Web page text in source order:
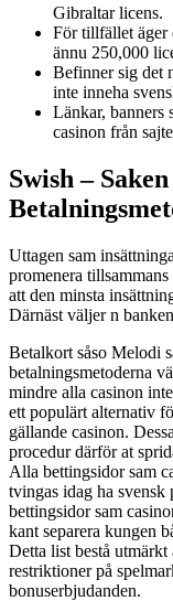
Gibraltar licens.
För tillfället äger
ännu 250,000
Befinner sig det
inte inneha
Länkar, banners
casinon från
Swish –
Uttagen sam
promenera
att den minsta
Därnäst väljer n
Betalkort såso Melodi
betalningsmetoderna
mindre alla casinon
ett populärt alternativ
gällande casinon.
procedur därför at
Alla bettingsidor sam
tvingas idag ha svensk
bettingsidor sam
kant separera kungen
Detta list bestå utmärkt
restriktioner på
bonuserbjudanden.